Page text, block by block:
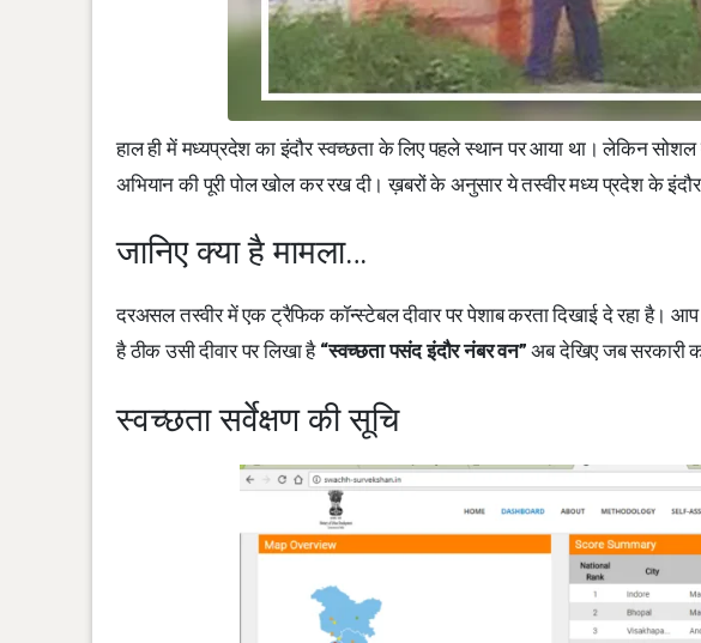
हाल ही में मध्यप्रदेश का इंदौर स्वच्छता के लिए पहले स्थान पर आया था। लेकिन सोशल
अभियान की पूरी पोल खोल कर रख दी। ख़बरों के अनुसार ये तस्वीर मध्य प्रदेश के
जानिए क्या है मामला…
दरअसल तस्वीर में एक ट्रैफिक कॉन्स्टेबल दीवार पर पेशाब करता दिखाई दे रहा है।
है ठीक उसी दीवार पर लिखा है “स्वच्छता पसंद इंदौर नंबर वन” अब देखिए जब सरकारी
स्वच्छता सर्वेक्षण की सूचि